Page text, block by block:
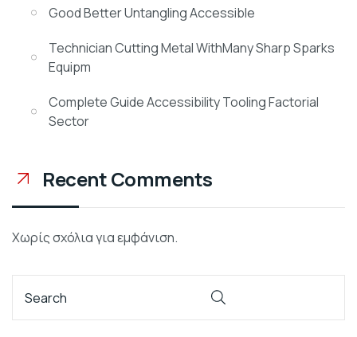
Good Better Untangling Accessible
Technician Cutting Metal WithMany Sharp Sparks
Equipm
Complete Guide Accessibility Tooling Factorial
Sector
Recent Comments
Χωρίς σχόλια για εμφάνιση.